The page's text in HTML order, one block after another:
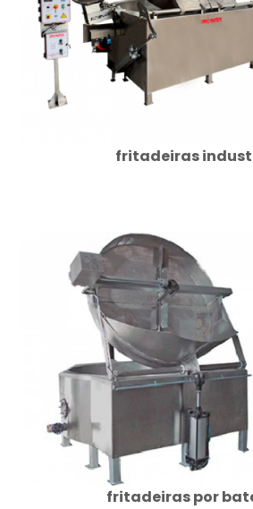
fritadeiras
fritadeiras por